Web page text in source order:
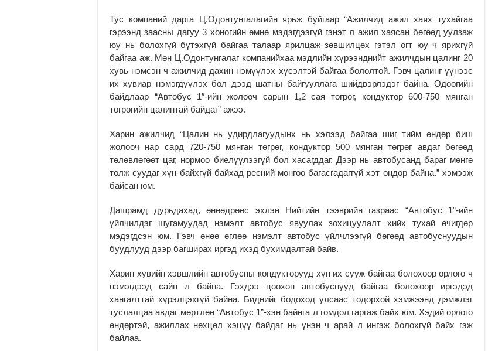
Тус компаний дарга Ц.Одонтунгалагийн ярьж буйгаар “Ажилчид ажил хаях тухайгаа
гэрээнд заасны дагуу 3 хоногийн өмнө мэдэгдээгүй гэнэт л ажил хаясан бөгөөд уулзаж
юу нь болохгүй бүтэхгүй байгаа талаар ярилцаж зөвшилцөх гэтэл огт юу ч ярихгүй
байгаа аж. Мөн Ц.Одонтунгалаг компанийхаа мэдлийн хүрээнднийт ажилчдын цалинг 20
хувь нэмсэн ч ажилчид дахин нэмүүлэх хүсэлтэй байгаа бололтой. Гэвч цалинг үүнээс
их хувиар нэмэгдүүлэх бол дээд шатны байгууллага шийдвэрлэдэг байна. Одоогийн
байдлаар “Автобус 1″-ийн жолооч сарын 1,2 сая төгрөг, кондуктор 600-750 мянган
төгрөгийн цалинтай байдаг” ажээ.
Харин ажилчид “Цалин нь удирдлагуудынх нь хэлээд байгаа шиг тийм өндөр биш
жолооч нар сард 720-750 мянган төгрөг, кондуктор 500 мянган төгрөг авдаг бөгөөд
төлөвлөгөөт цаг, нормоо биелүүлээгүй бол хасагддаг. Дээр нь автобусанд бараг мөнгө
төлж суудаг хүн байхгүй байхад ресний мөнгөө багасгадаггүй хэт өндөр байна.” хэмээж
байсан юм.
Дашрамд дурьдахад, өнөөдрөөс эхлэн Нийтийн тээврийн газраас “Автобус 1”-ийн
үйлчилдэг шугамуудад нэмэлт автобус явуулах зохицуулалт хийх тухай өчигдөр
мэдэгдсэн юм. Гэвч өнөө өглөө нэмэлт автобус үйлчлээгүй бөгөөд автобуснуудын
буудлууд дээр багширах иргэд ихэд бухимдалтай байв.
Харин хувийн хэвшлийн автобусны кондукторууд хүн их сууж байгаа болохоор орлого ч
нэмэгдээд сайн л байна. Гэхдээ цөөхөн автобуснууд байгаа болохоор иргэдэд
хангалттай хүрэлцэхгүй байна. Биднийг бодоход улсаас тодорхой хэмжээнд дэмжлэг
туслалцаа авдаг мөртлөө “Автобус 1”-хэн байнга л гомдол гаргаж байх юм. Хэдий орлого
өндөртэй, ажиллах нөхцөл хэцүү байдаг нь үнэн ч арай л ингэж болохгүй байх гэж
байлаа.